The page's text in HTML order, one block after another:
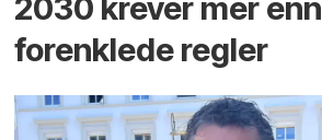
2030 krever mer enn
forenklede regler